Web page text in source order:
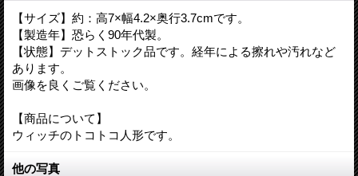
【サイズ】約：高7×幅4.2×奥行3.7cmです。
【製造年】恐らく90年代製。
【状態】デットストック品です。経年による擦れや汚れなど
あります。
画像を良くご覧ください。
【商品について】
ウィッチのトコトコ人形です。
他の写真